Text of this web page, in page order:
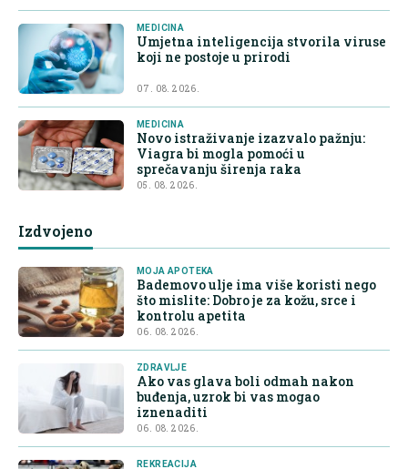
MEDICINA
Umjetna inteligencija stvorila viruse
koji ne postoje u prirodi
07. 08. 2026.
MEDICINA
Novo istraživanje izazvalo pažnju:
Viagra bi mogla pomoći u
sprečavanju širenja raka
05. 08. 2026.
Izdvojeno
MOJA APOTEKA
Bademovo ulje ima više koristi nego
što mislite: Dobro je za kožu, srce i
kontrolu apetita
06. 08. 2026.
ZDRAVLJE
Ako vas glava boli odmah nakon
buđenja, uzrok bi vas mogao
iznenaditi
06. 08. 2026.
REKREACIJA